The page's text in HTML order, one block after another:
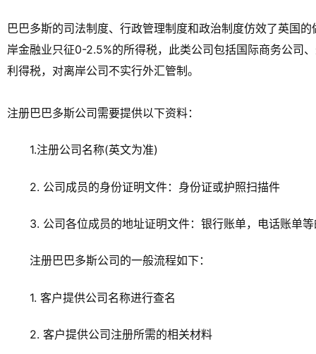
巴巴多斯的司法制度、行政管理制度和政治制度仿效了英国
岸金融业只征0-2.5%的所得税，此类公司包括国际商务公司
利得税，对离岸公司不实行外汇管制。
注册巴巴多斯公司需要提供以下资料：
1.注册公司名称(英文为准)
2. 公司成员的身份证明文件：身份证或护照扫描件
3. 公司各位成员的地址证明文件：银行账单，电话账单
注册巴巴多斯公司的一般流程如下：
1. 客户提供公司名称进行查名
2. 客户提供公司注册所需的相关材料